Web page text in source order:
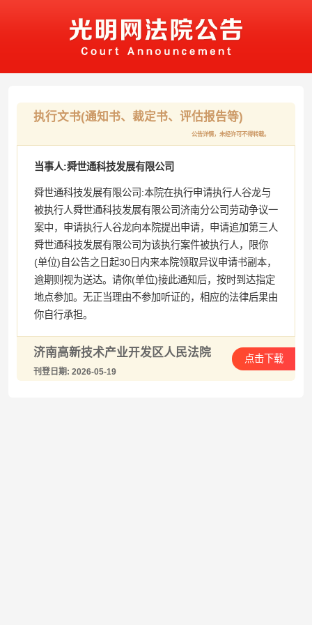
执行文书(通知书、裁定书、评估报告等)
公告详情，未经许可不得转载。
当事人:舜世通科技发展有限公司
舜世通科技发展有限公司:本院在执行申请执行人谷龙与
被执行人舜世通科技发展有限公司济南分公司劳动争议一
案中，申请执行人谷龙向本院提出申请，申请追加第三人
舜世通科技发展有限公司为该执行案件被执行人，限你
(单位)自公告之日起30日内来本院领取异议申请书副本，
逾期则视为送达。请你(单位)接此通知后，按时到达指定
地点参加。无正当理由不参加听证的，相应的法律后果由
你自行承担。
济南高新技术产业开发区人民法院
刊登日期: 2026-05-19
点击下载